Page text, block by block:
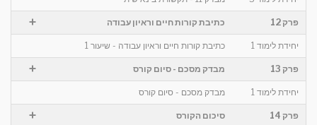
פרק 12 כתיבת קורות חיים וראיון עבודה +
יחידת לימוד 1 כתיבת קורות חיים וראיון עבודה - שיעור 1
פרק 13 מבדק מסכם - סיום קורס +
יחידת לימוד 1 מבדק מסכם - סיום קורס
פרק 14 סיכום הקורס +